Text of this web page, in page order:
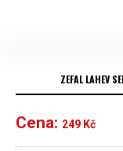
ZEFAL LAHEV
Cena: 249 Kč